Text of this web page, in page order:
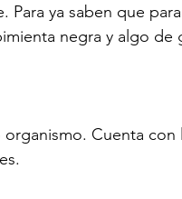
ya saben que
negra y algo de
organismo. Cuenta con